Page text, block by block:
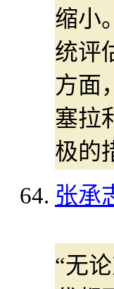
缩小
统评
方面
塞拉
极的
张承
“无